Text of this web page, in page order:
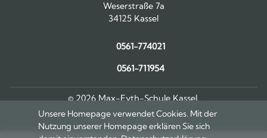
Weserstraße 7a
34125 Kassel
0561-774021
0561-711954
© 2026 Max-Eyth-Schule Kassel.
Alle Rechte vorbehalten.
Unsere Homepage verwendet Cookies. Mit der
Nutzung unserer Homepage erklären Sie sich